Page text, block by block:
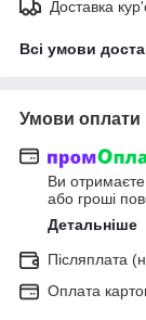
Доставка
Всі умови
Умови оплати
Ви
або гроші
Детальніше
Післяплата
Оплата